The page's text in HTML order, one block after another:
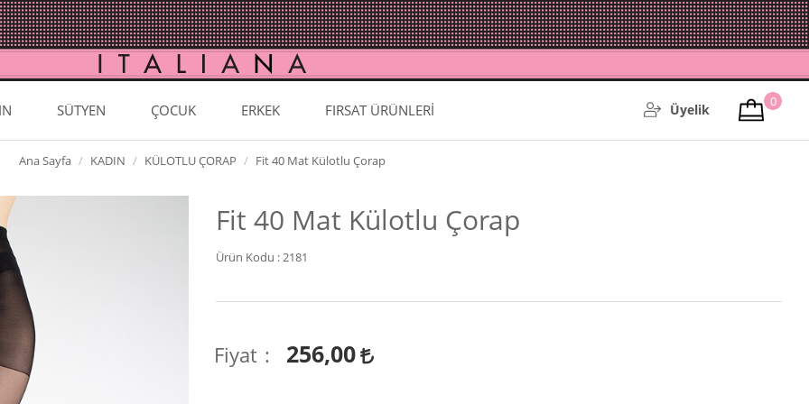
SÜTYEN ÇOCUK ERKEK FIRSAT ÜRÜNLERİ Üyelik 0
Ana Sayfa KADIN KÜLOTLU ÇORAP Fit 40 Mat Külotlu Çorap
Fit 40 Mat Külotlu Çorap
Ürün Kodu :2181
Fiyat 256,00